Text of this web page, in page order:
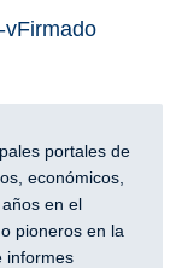
vFirmado
portales de
económicos,
en el
pioneros en la
informes